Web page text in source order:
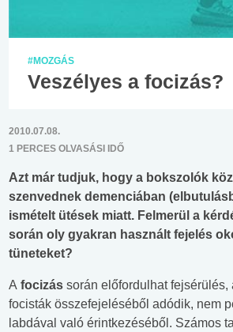
#MOZGÁS
Veszélyes a focizás?
2010.07.08.
1 PERCES OLVASÁSI IDŐ
Azt már tudjuk, hogy a bokszolók
szenvednek demenciában
ismételt ütések miatt. Felmerül a
során oly gyakran használt fejelés
tüneteket?
A focizás során előfordulhat fejsérülés,
focisták összefejeléséből adódik, nem
labdával való érintkezéséből. Számos